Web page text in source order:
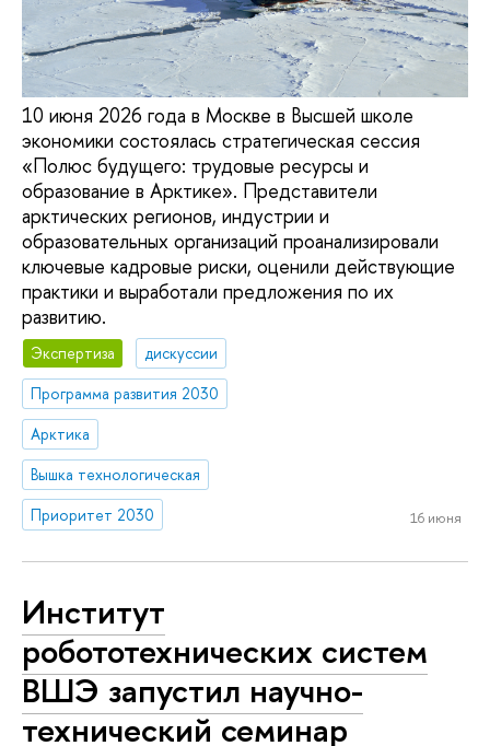
10 июня 2026 года в Москве в Высшей школе
экономики состоялась стратегическая сессия
«Полюс будущего: трудовые ресурсы и
образование в Арктике». Представители
арктических регионов, индустрии и
образовательных организаций проанализировали
ключевые кадровые риски, оценили действующие
практики и выработали предложения по их
развитию.
Экспертиза
дискуссии
Программа развития 2030
Арктика
Вышка технологическая
Приоритет 2030
16 июня
Институт
робототехнических систем
ВШЭ запустил научно-
технический семинар